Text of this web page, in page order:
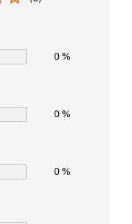
0 %
0 %
0 %